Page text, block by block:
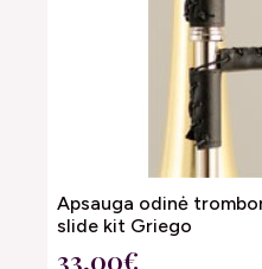
Apsauga odinė
slide kit Griego
33,00€